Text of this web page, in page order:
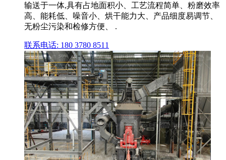
输送于一体,具有占地面积小、工艺流程简单、粉磨效率
高、能耗低、噪音小、烘干能力大、产品细度易调节、
无粉尘污染和检修方便、 .
联系电话: 180 3780 8511